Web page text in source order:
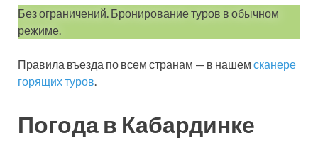
Без ограничений. Бронирование туров в обычном
режиме.
Правила въезда по всем странам — в нашем сканере
горящих туров
Погода в Кабардинке